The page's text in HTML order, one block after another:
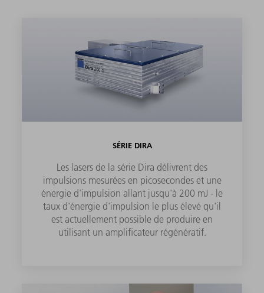
SÉRIE DIRA
Les lasers de la série Dira délivrent des
impulsions mesurées en picosecondes et une
énergie d'impulsion allant jusqu'à 200 mJ - le
taux d'énergie d'impulsion le plus élevé qu'il
est actuellement possible de produire en
utilisant un amplificateur régénératif.